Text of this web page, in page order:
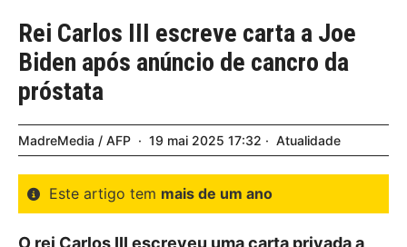
Rei Carlos III escreve carta a Joe
Biden após anúncio de cancro da
próstata
MadreMedia / AFP 19 mai 2025 17:32 Atualidade
Este artigo tem mais de um ano
O rei Carlos III escreveu uma carta privada a